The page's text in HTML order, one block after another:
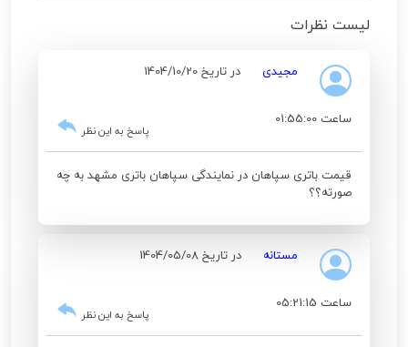
لیست نظرات
مجیدی در تاریخ 1404/10/20
ساعت 01:55:00
پاسخ به این نظر
قیمت باتری سپاهان در نمایندگی سپاهان باتری مشهد به چه
صورته؟؟
مستانه در تاریخ 1404/05/08
ساعت 05:21:15
پاسخ به این نظر